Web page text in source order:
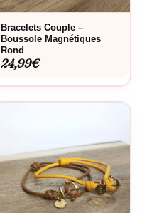
Bracelets Couple –
Boussole Magnétiques
Rond
24,99€